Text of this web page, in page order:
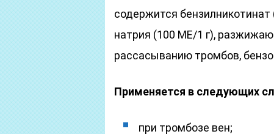
содержится
натрия (100 МЕ/1 г),
рассасыванию тромбов,
Применяется в следующих
при тромбозе вен;